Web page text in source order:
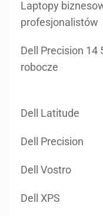
robocze
Dell Vostro
Dell XPS
Durabook
Fujitsu